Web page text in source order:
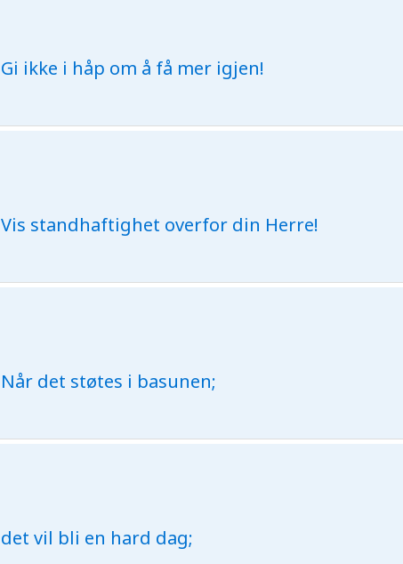
Gi ikke i håp om å få mer igjen!
Vis standhaftighet overfor din Herre!
Når det støtes i basunen;
det vil bli en hard dag;